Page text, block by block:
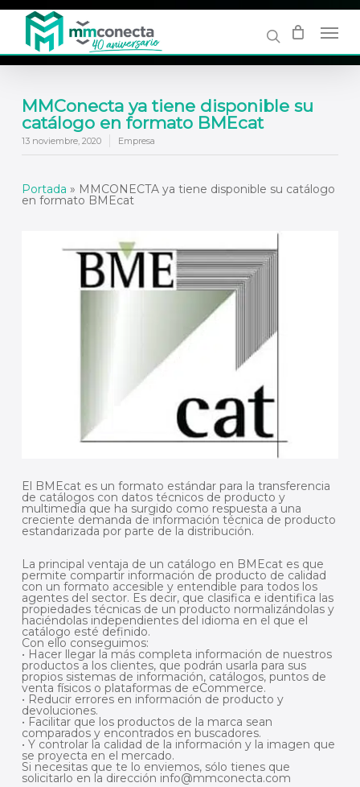
content
MMConecta ya tiene disponible su
catálogo en formato BMEcat
13 noviembre, 2020 Empresa
Portada » MMCONECTA ya tiene disponible su catálogo
en formato BMEcat
El BMEcat es un formato estándar para la transferencia
de catálogos con datos técnicos de producto y
multimedia que ha surgido como respuesta a una
creciente demanda de información técnica de producto
estandarizada por parte de la distribución.
La principal ventaja de un catálogo en BMEcat es que
permite compartir información de producto de calidad
con un formato accesible y entendible para todos los
agentes del sector. Es decir, que clasifica e identifica las
propiedades técnicas de un producto normalizándolas y
haciéndolas independientes del idioma en el que el
catálogo esté definido.
Con ello conseguimos:
• Hacer llegar la más completa información de nuestros
productos a los clientes, que podrán usarla para sus
propios sistemas de información, catálogos, puntos de
venta físicos o plataformas de eCommerce.
• Reducir errores en información de producto y
devoluciones.
• Facilitar que los productos de la marca sean
comparados y encontrados en buscadores.
• Y controlar la calidad de la información y la imagen que
se proyecta en el mercado.
Si necesitas que te lo enviemos, sólo tienes que
solicitarlo en la dirección info@mmconecta.com